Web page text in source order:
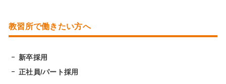
教習所で働きたい方へ
新卒採用
正社員/パート採用